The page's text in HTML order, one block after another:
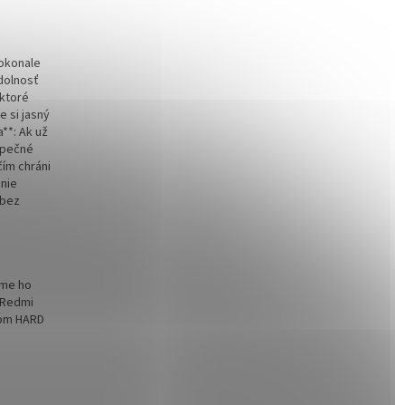
si jasný
Ak už
chráni
ho
HARD